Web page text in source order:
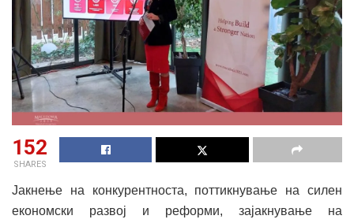
152
SHARES
Јакнење на конкурентноста, поттикнување на силен
економски развој и реформи, зајакнување на